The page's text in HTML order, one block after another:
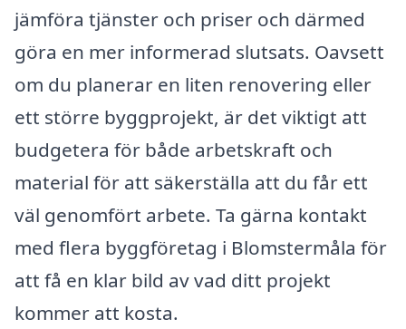
jämföra tjänster och priser och därmed
göra en mer informerad slutsats. Oavsett
om du planerar en liten renovering eller
ett större byggprojekt, är det viktigt att
budgetera för både arbetskraft och
material för att säkerställa att du får ett
väl genomfört arbete. Ta gärna kontakt
med flera byggföretag i Blomstermåla för
att få en klar bild av vad ditt projekt
kommer att kosta.